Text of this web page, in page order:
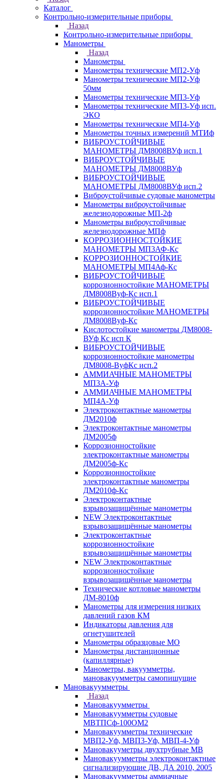
Каталог
Контрольно-измерительные приборы
Назад
Контрольно-измерительные приборы
Манометры
Назад
Манометры
Манометры технические МП2-Уф
Манометры технические МП2-Уф
50мм
Манометры технические МП3-Уф
Манометры технические МП3-Уф исп.
ЭКО
Манометры технические МП4-Уф
Манометры точных измерений МТИф
ВИБРОУСТОЙЧИВЫЕ
МАНОМЕТРЫ ДМ8008ВУф исп.1
ВИБРОУСТОЙЧИВЫЕ
МАНОМЕТРЫ ДМ8008ВУф
ВИБРОУСТОЙЧИВЫЕ
МАНОМЕТРЫ ДМ8008ВУф исп.2
Виброустойчивые судовые манометры
Манометры виброустойчивые
железнодорожные МП-2ф
Манометры виброустойчивые
железнодорожные МПф
КОРРОЗИОННОСТОЙКИЕ
МАНОМЕТРЫ МП3АФ-Кс
КОРРОЗИОННОСТОЙКИЕ
МАНОМЕТРЫ МП4Аф-Кс
ВИБРОУСТОЙЧИВЫЕ
коррозионностойкие МАНОМЕТРЫ
ДМ8008Вуф-Кс исп.1
ВИБРОУСТОЙЧИВЫЕ
коррозионностойкие МАНОМЕТРЫ
ДМ8008Вуф-Кс
Кислотостойкие манометры ДМ8008-
ВУф Кс исп К
ВИБРОУСТОЙЧИВЫЕ
коррозионностойкие манометры
ДМ8008-ВуфКс исп.2
АММИАЧНЫЕ МАНОМЕТРЫ
МП3А-Уф
АММИАЧНЫЕ МАНОМЕТРЫ
МП4А-Уф
Электроконтактные манометры
ДМ2010ф
Электроконтактные манометры
ДМ2005ф
Коррозионностойкие
электроконтактные манометры
ДМ2005ф-Кс
Коррозионностойкие
электроконтактные манометры
ДМ2010ф-Кс
Электроконтактные
взрывозащищённые манометры
NEW Электроконтактные
взрывозащищённые манометры
Электроконтактные
коррозионностойкие
взрывозащищённые манометры
NEW Электроконтактные
коррозионностойкие
взрывозащищённые манометры
Технические котловые манометры
ДМ-8010ф
Манометры для измерения низких
давлений газов КМ
Индикаторы давления для
огнетушителей
Манометры образцовые МО
Манометры дистанционные
(капиллярные)
Манометры, вакуумметры,
мановакуумметры самопишущие
Мановакуумметры
Назад
Мановакуумметры
Мановакуумметры судовые
МВТПСф-100ОМ2
Мановакуумметры технические
МВП2-Уф, МВП3-Уф, МВП-4-Уф
Мановакууметры двухтрубные МВ
Мановакуумметры электроконтактные
сигнализирующие ДВ, ДА 2010, 2005
Мановакуумметры аммиачные